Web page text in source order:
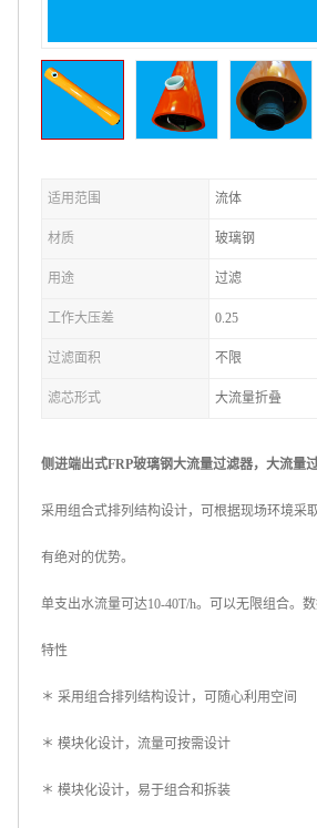
适用范围 流体
材质 玻璃钢
用途 过滤
工作大压差 0.25
过滤面积 不限
滤芯形式 大流量折叠
侧进端出式FRP玻璃钢大流量过滤器， 大流量
采用组合式排列结构设计，可根据现场环境采
有绝对的优势。
单支出水流量可达10-40T/h。可以无限组合。
特性
＊ 采用组合排列结构设计，可随心利用空
＊ 模块化设计，流量可按需设计
＊ 模块化设计，易于组合和拆装